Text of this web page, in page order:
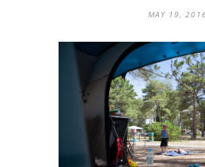
MAY 19,